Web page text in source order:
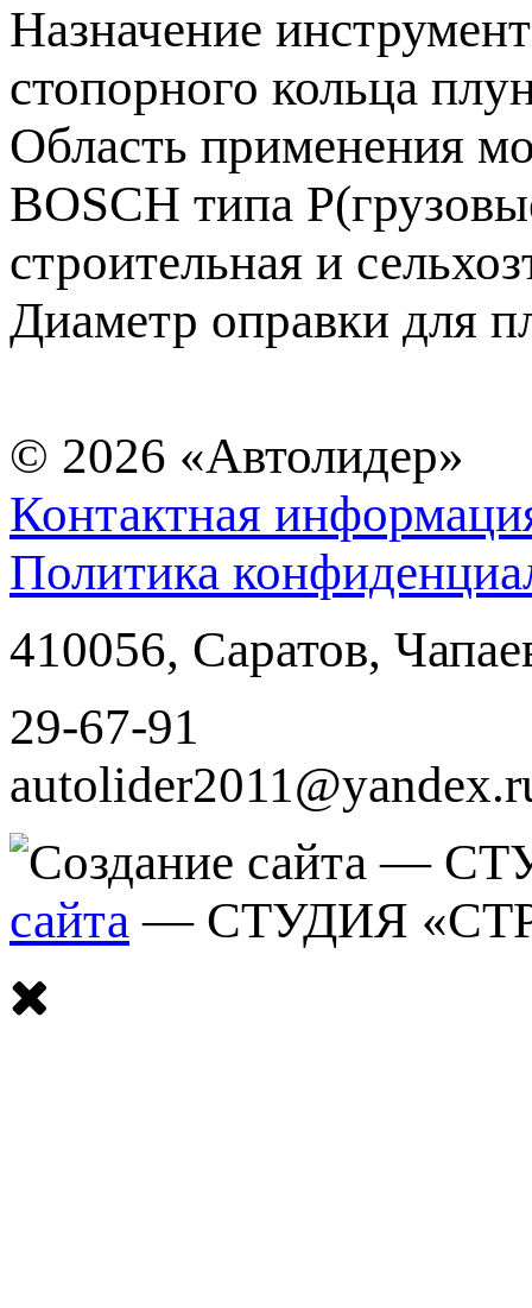
Назначение
стопорного кольца
Область применения
BOSCH типа
строительная и
Диаметр оправки для
© 2026 «Автолидер»
Контактная
Политика
410056, Саратов,
29-67-91
сайта — СТУДИЯ